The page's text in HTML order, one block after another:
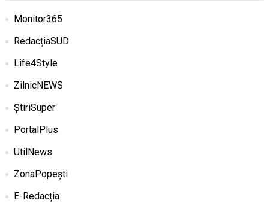
Monitor365
RedacțiaSUD
Life4Style
ZilnicNEWS
ȘtiriSuper
PortalPlus
UtilNews
ZonaPopești
E-Redacția